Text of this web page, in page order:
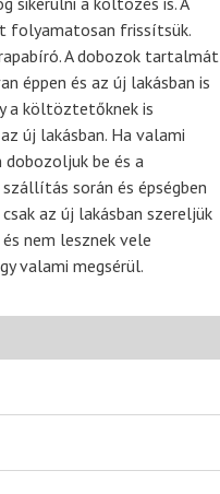
folyamatosan frissítsük.
A dobozok tartalmát
éppen és az új lakásban is
a költöztetőknek is
új lakásban. Ha valami
be és a
során és épségben
az új lakásban szereljük
nem lesznek vele
valami megsérül.